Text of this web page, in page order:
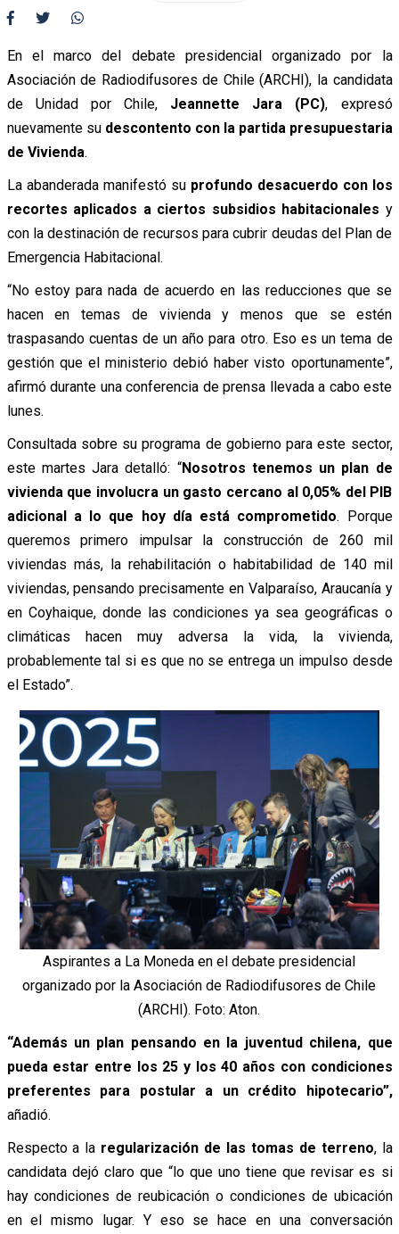
En el marco del debate presidencial organizado por la
Asociación de Radiodifusores de Chile (ARCHI), la candidata
de Unidad por Chile, Jeannette Jara (PC), expresó
nuevamente su descontento con la partida presupuestaria
de Vivienda.
La abanderada manifestó su profundo desacuerdo con los
recortes aplicados a ciertos subsidios habitacionales y
con la destinación de recursos para cubrir deudas del Plan de
Emergencia Habitacional.
“No estoy para nada de acuerdo en las reducciones que se
hacen en temas de vivienda y menos que se estén
traspasando cuentas de un año para otro. Eso es un tema de
gestión que el ministerio debió haber visto oportunamente”,
afirmó durante una conferencia de prensa llevada a cabo este
lunes.
Consultada sobre su programa de gobierno para este sector,
este martes Jara detalló: “Nosotros tenemos un plan de
vivienda que involucra un gasto cercano al 0,05% del PIB
adicional a lo que hoy día está comprometido. Porque
queremos primero impulsar la construcción de 260 mil
viviendas más, la rehabilitación o habitabilidad de 140 mil
viviendas, pensando precisamente en Valparaíso, Araucanía y
en Coyhaique, donde las condiciones ya sea geográficas o
climáticas hacen muy adversa la vida, la vivienda,
probablemente tal si es que no se entrega un impulso desde
el Estado”.
Aspirantes a La Moneda en el debate presidencial
organizado por la Asociación de Radiodifusores de Chile
(ARCHI). Foto: Aton.
“Además un plan pensando en la juventud chilena, que
pueda estar entre los 25 y los 40 años con condiciones
preferentes para postular a un crédito hipotecario”,
añadió.
Respecto a la regularización de las tomas de terreno, la
candidata dejó claro que “lo que uno tiene que revisar es si
hay condiciones de reubicación o condiciones de ubicación
en el mismo lugar. Y eso se hace en una conversación